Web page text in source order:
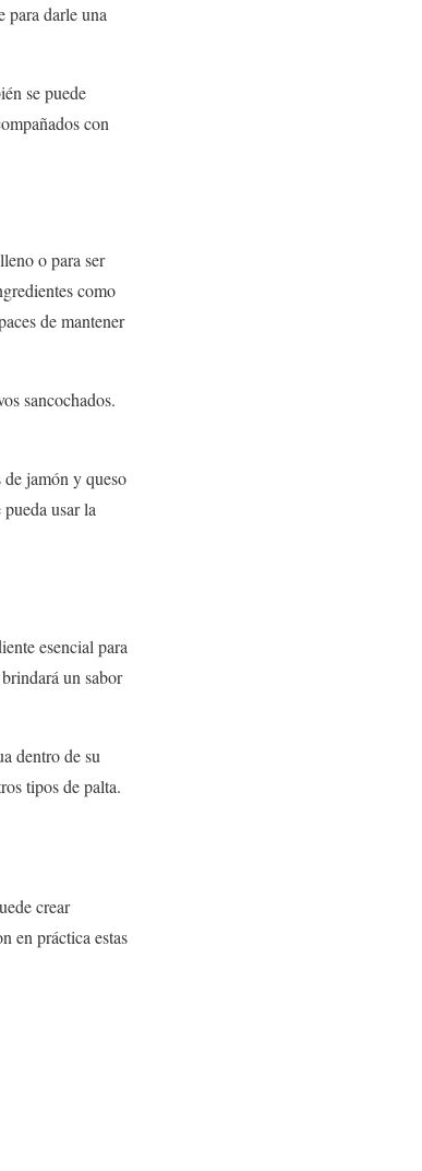
para darle una
se puede
con
o para ser
como
de mantener
sancochados.
jamón y queso
usar la
esencial para
un sabor
dentro de su
tipos de palta.
crear
en práctica estas